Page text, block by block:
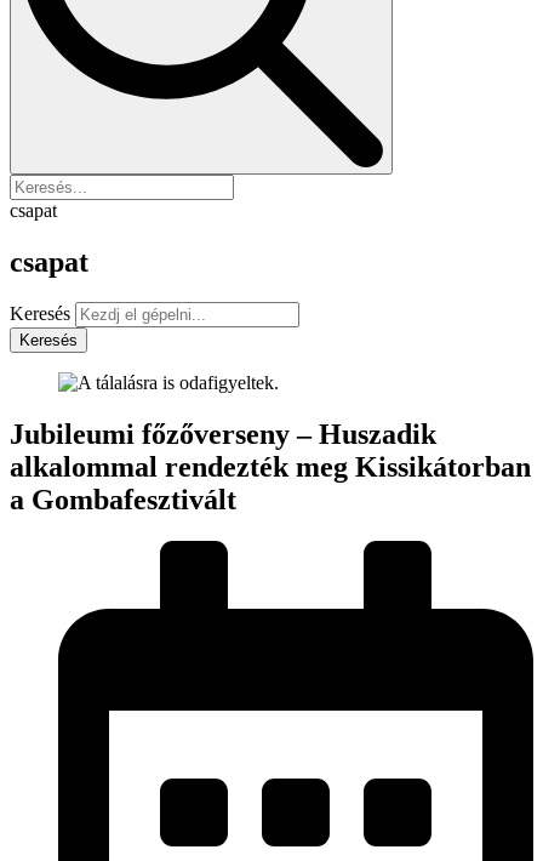
csapat
csapat
Keresés
Keresés
Jubileumi főzőverseny – Huszadik
alkalommal rendezték meg Kissikátorban
a Gombafesztivált